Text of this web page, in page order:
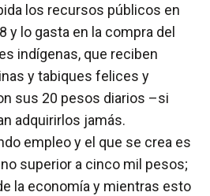
los recursos públicos en
y lo gasta en la compra del
indígenas, que reciben
y tabiques felices y
sus 20 pesos diarios –si
adquirirlos jamás.
empleo y el que se crea es
superior a cinco mil pesos;
la economía y mientras esto